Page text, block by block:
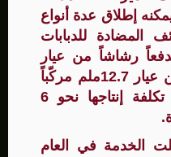
120 ملم، يمكنه إطلاق عدة أنواع
المضادة للدبابات
رشاشاً من عيار
7.62 ملم، ومدفعاً آخر من عيار 12.7ملم مركّباً
على سطح البرج، وتبلغ تكلفة إنتاجها نحو 6
ميركافا 5: دخلت الخدمة في العام